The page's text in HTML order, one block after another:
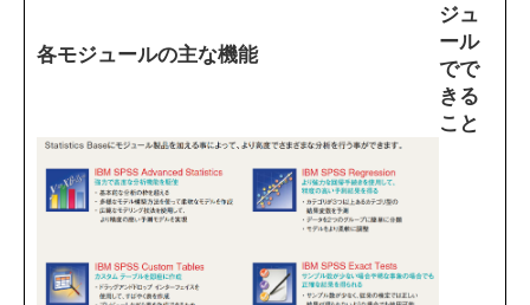
各モジュールの主な機能
ジュ
ール
でで
きる
こと